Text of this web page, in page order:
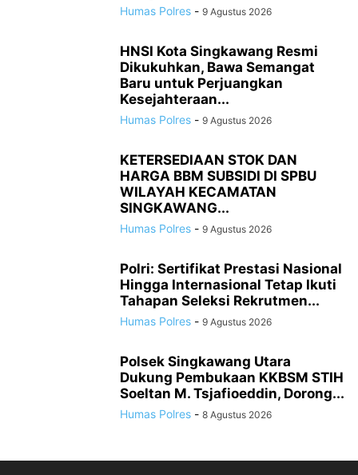
Humas Polres - 9 Agustus 2026
HNSI Kota Singkawang Resmi
Dikukuhkan, Bawa Semangat
Baru untuk Perjuangkan
Kesejahteraan...
Humas Polres - 9 Agustus 2026
KETERSEDIAAN STOK DAN
HARGA BBM SUBSIDI DI SPBU
WILAYAH KECAMATAN
SINGKAWANG...
Humas Polres - 9 Agustus 2026
Polri: Sertifikat Prestasi Nasional
Hingga Internasional Tetap Ikuti
Tahapan Seleksi Rekrutmen...
Humas Polres - 9 Agustus 2026
Polsek Singkawang Utara
Dukung Pembukaan KKBSM STIH
Soeltan M. Tsjafioeddin, Dorong...
Humas Polres - 8 Agustus 2026